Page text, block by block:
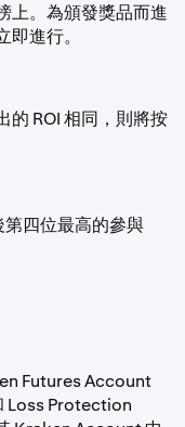
上。為頒發獎品而進
進行。
的 ROI 相同，則將按
第四位最高的參與
Futures Account
Loss Protection